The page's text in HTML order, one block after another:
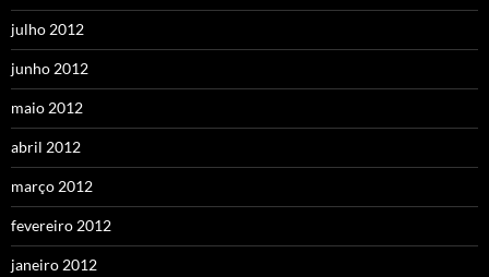
julho 2012
junho 2012
maio 2012
abril 2012
março 2012
fevereiro 2012
janeiro 2012